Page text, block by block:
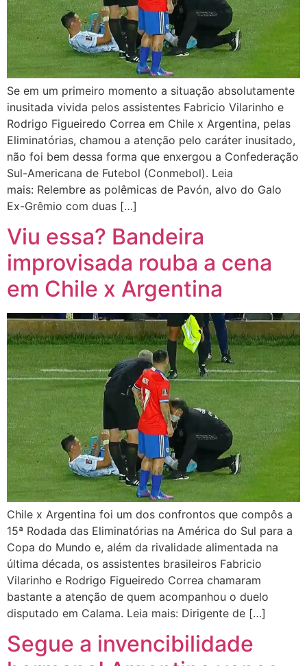
Se em um primeiro momento a situação absolutamente
inusitada vivida pelos assistentes Fabricio Vilarinho e
Rodrigo Figueiredo Correa em Chile x Argentina, pelas
Eliminatórias, chamou a atenção pelo caráter inusitado,
não foi bem dessa forma que enxergou a Confederação
Sul-Americana de Futebol (Conmebol). Leia
mais: Relembre as polêmicas de Pavón, alvo do Galo
Ex-Grêmio com duas […]
Viu essa? Bandeira
improvisada rouba a cena
em Chile x Argentina
Chile x Argentina foi um dos confrontos que compôs a
15ª Rodada das Eliminatórias na América do Sul para a
Copa do Mundo e, além da rivalidade alimentada na
última década, os assistentes brasileiros Fabricio
Vilarinho e Rodrigo Figueiredo Correa chamaram
bastante a atenção de quem acompanhou o duelo
disputado em Calama. Leia mais: Dirigente de […]
Segue a invencibilidade